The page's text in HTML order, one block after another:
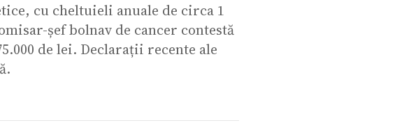
cu cheltuieli anuale de circa 1
șef bolnav de cancer contestă
de lei. Declarații recente ale